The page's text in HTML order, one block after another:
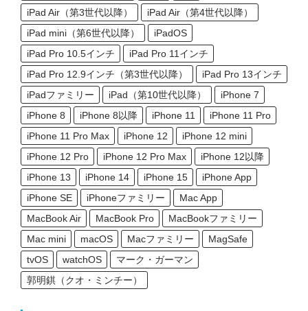
iPad Air（第3世代以降）
iPad Air（第4世代以降）
iPad mini（第6世代以降）
iPadOS
iPad Pro 10.5インチ
iPad Pro 11インチ
iPad Pro 12.9インチ（第3世代以降）
iPad Pro 13インチ
iPadファミリー
iPad（第10世代以降）
iPhone 7
iPhone 8
iPhone 8以降 iPhone 11
iPhone 11 Pro
iPhone 11 Pro Max
iPhone 12
iPhone 12 mini
iPhone 12 Pro
iPhone 12 Pro Max
iPhone 12以降
iPhone 13
iPhone 14 iPhone 15
iPhone App
iPhone SE
iPhoneファミリー
Mac App
MacBook Air
MacBook Pro
MacBookファミリー
Mac mini
macOS Macファミリー
MagSafe
tvOS
watchOS
マーク・ガーマン
郭明錤（クオ・ミンチー）